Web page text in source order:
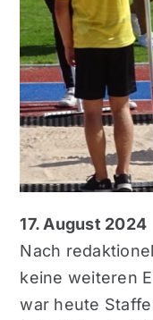
17. August 2024
Nach
keine weiteren
war heute